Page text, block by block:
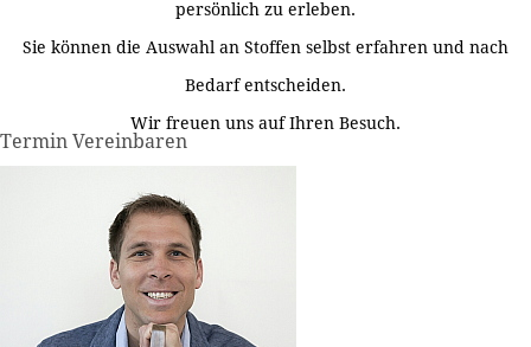
persönlich zu erleben.
Sie können die Auswahl an Stoffen selbst erfahren und nach
Bedarf entscheiden.
Wir freuen uns auf Ihren Besuch.
Termin Vereinbaren